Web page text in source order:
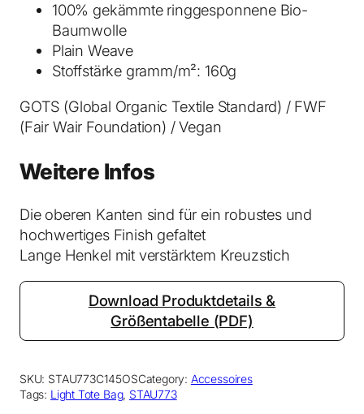
q
u
B
u
e
M
n
e
100% gekämmte ringgesponnene Bio-
Baumwolle
Plain Weave
Stoffstärke gramm/m²: 160g
GOTS (Global Organic Textile Standard) / FWF
(Fair Wair Foundation) / Vegan
Weitere Infos
Die oberen Kanten sind für ein robustes und
hochwertiges Finish gefaltet
Lange Henkel mit verstärktem Kreuzstich
Download Produktdetails &
Größentabelle (PDF)
SKU: STAU773C145OSCategory: Accessoires
Tags: Light Tote Bag, STAU773